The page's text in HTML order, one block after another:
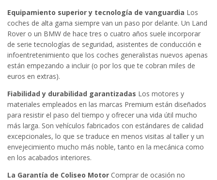
Equipamiento superior y tecnología de vanguardia Los
coches de alta gama siempre van un paso por delante. Un Land
Rover o un BMW de hace tres o cuatro años suele incorporar
de serie tecnologías de seguridad, asistentes de conducción e
infoentretenimiento que los coches generalistas nuevos apenas
están empezando a incluir (o por los que te cobran miles de
euros en extras).
Fiabilidad y durabilidad garantizadas Los motores y
materiales empleados en las marcas Premium están diseñados
para resistir el paso del tiempo y ofrecer una vida útil mucho
más larga. Son vehículos fabricados con estándares de calidad
excepcionales, lo que se traduce en menos visitas al taller y un
envejecimiento mucho más noble, tanto en la mecánica como
en los acabados interiores.
La Garantía de Coliseo Motor Comprar de ocasión no